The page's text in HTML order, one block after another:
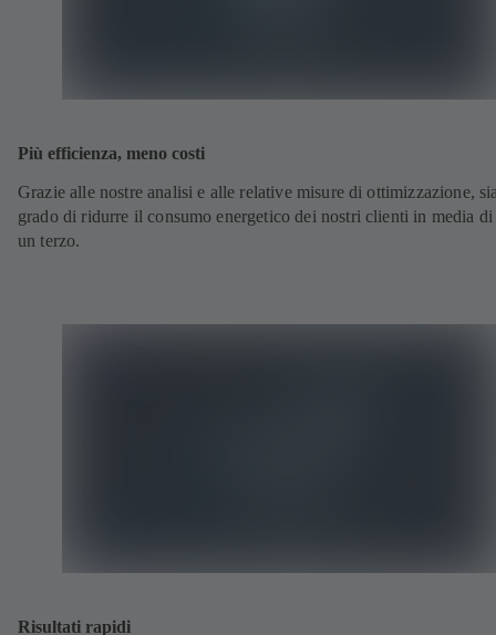
Più efficienza, meno costi
Grazie alle nostre analisi e alle relative misure di ottimizzazione,
grado di ridurre il consumo energetico dei nostri clienti in media
un terzo.
Risultati rapidi